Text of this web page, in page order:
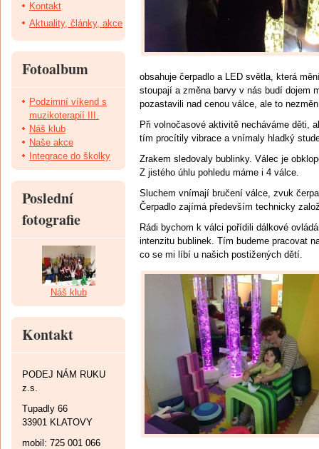
obsahuje čerpadlo a LED světla, která
stoupají a změna barvy v nás budí dojem
pozastavili nad cenou válce, ale to
Při volnočasové aktivitě necháváme děti,
tím procítily vibrace a vnímaly hladký
Zrakem sledovaly bublinky. Válec je
Z jistého úhlu pohledu máme i 4 válce.
Sluchem vnímají bručení válce, zvuk
Čerpadlo zajímá především technicky
Rádi bychom k válci pořídili dálkové
intenzitu bublinek. Tím budeme pracovat
co se mi líbí u našich postižených dětí.
Kontakt
Aktuality, články, akce
Fotoalbum
Podzimní víkend s
muzikoterapií III.
Náš klub
Naše akce
Integrace do školky
Poslední
fotografie
Náš klub
Kontakt
PODEJ NÁM RUKU
z.s.
Tupadly 66
33901 KLATOVY
mobil: 725 001 066